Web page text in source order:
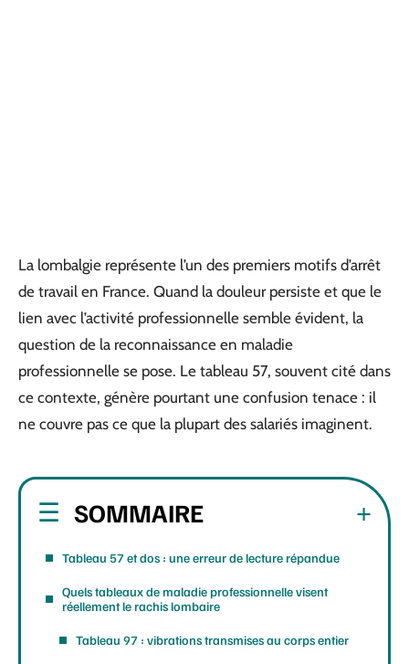
La lombalgie représente l’un des premiers motifs d’arrêt
de travail en France. Quand la douleur persiste et que le
lien avec l’activité professionnelle semble évident, la
question de la reconnaissance en maladie
professionnelle se pose. Le tableau 57, souvent cité dans
ce contexte, génère pourtant une confusion tenace : il
ne couvre pas ce que la plupart des salariés imaginent.
SOMMAIRE
Tableau 57 et dos : une erreur de lecture répandue
Quels tableaux de maladie professionnelle visent
réellement le rachis lombaire
Tableau 97 : vibrations transmises au corps entier